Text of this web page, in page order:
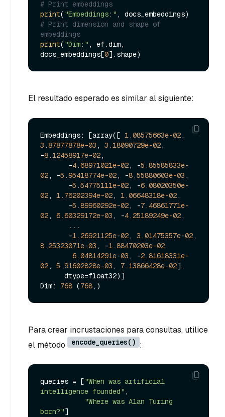
# Print embeddings
print( "Embeddings:"
# Print dimension and shape of
embeddings
print( "Dim:" , ef.dim,
docs_embeddings[0
El resultado esperado es similar al siguiente:
Embeddings: [array([ 1.08575663e-02
3.87877878e-03 , 3.18090729e-02,
-8.12458917e-02,
       -
4.68971021e-02, -5.85585833e-
02, -5.95418774e-02, -8.55880603e-03 ,
       -
5.54775111e-02, -6.08020350e-
02, 1.76202394e-02, 1.06648318e-02,
       -
5.89960292e-02, -7.46861771e-
02, 6.60329172e-03 , -4.25189249e-02,
       -
1.26921125e-02, 3.01475357e-02
8.25323071e-03 , -1.88470203e-02,
6.04814291e-03 , -2.81618331e-
02, 5.91602828e-03 , 7.13866428e-02],
Dim: 768 (768
Para crear incrustaciones para consultas, utilice
el método
encode_queries() :
queries = ["When was artificial
intelligence founded" ,
"Where was Alan Turing
born?"]